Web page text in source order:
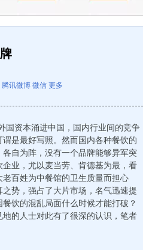
腾讯微博 微信 更多
国资本涌进中国，国内行业间的竞争
是最好写照。然而国内各种餐饮的
自为阵，没有一个品牌能够异军突
业，尤以麦当劳、肯德基为最，看
百姓为中餐馆的卫生质量而担心
势，强占了大片市场，名气迅速提
饮的混乱局面什么时候才能打破？
的人士对此有了很深的认识，笔者